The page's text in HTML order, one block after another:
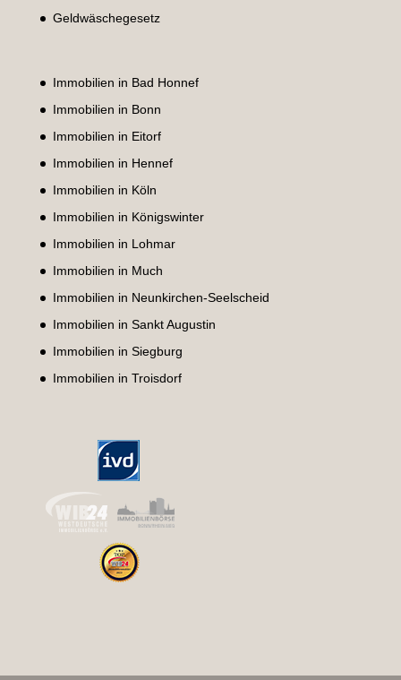
Geldwäschegesetz
Immobilien in Bad Honnef
Immobilien in Bonn
Immobilien in Eitorf
Immobilien in Hennef
Immobilien in Köln
Immobilien in Königswinter
Immobilien in Lohmar
Immobilien in Much
Immobilien in Neunkirchen-Seelscheid
Immobilien in Sankt Augustin
Immobilien in Siegburg
Immobilien in Troisdorf